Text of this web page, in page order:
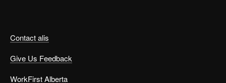
Contact alis
Give Us Feedback
WorkFirst Alberta